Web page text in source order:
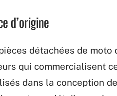
d’origine
détachées de moto
qui commercialisent
dans la conception